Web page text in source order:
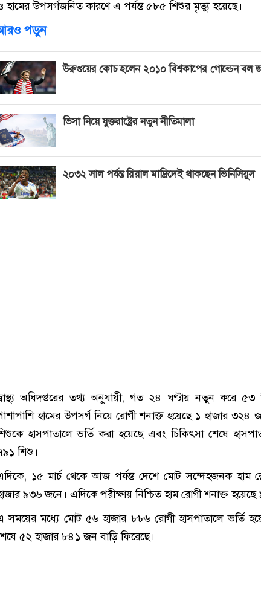
হামের উপসর্গজনিত কারণে এ পর্যন্ত ৫৮৫ শিশুর মৃত্যু হয়েছে।
পড়ুন
উরুগুয়ের কোচ হলেন ২০১০ বিশ্বকাপের গোল্ডেন বল
ভিসা নিয়ে যুক্তরাষ্ট্রের নতুন নীতিমালা
২০৩২ সাল পর্যন্ত রিয়াল মাদ্রিদেই থাকছেন ভিনিসিয়ুস
অধিদপ্তরের তথ্য অনুযায়ী, গত ২৪ ঘণ্টায় নতুন করে ৫৩
হামের উপসর্গ নিয়ে রোগী শনাক্ত হয়েছে ১ হাজার
হাসপাতালে ভর্তি করা হয়েছে এবং চিকিৎসা শেষে
শিশু।
১৫ মার্চ থেকে আজ পর্যন্ত দেশে মোট সন্দেহজনক হাম
৯৩৬ জনে। এদিকে পরীক্ষায় নিশ্চিত হাম রোগী শনাক্ত
সময়ের মধ্যে মোট ৫৬ হাজার ৮৮৬ রোগী হাসপাতালে ভর্তি
৫২ হাজার ৮৪১ জন বাড়ি ফিরেছে।